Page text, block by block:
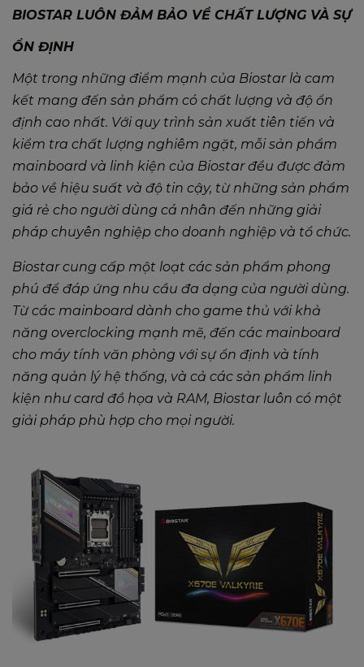
BIOSTAR LUÔN ĐẢM BẢO VỀ CHẤT LƯỢNG VÀ SỰ
ỔN ĐỊNH
Một trong những điểm mạnh của Biostar là cam
kết mang đến sản phẩm có chất lượng và độ ổn
định cao nhất. Với quy trình sản xuất tiên tiến và
kiểm tra chất lượng nghiêm ngặt, mỗi sản phẩm
mainboard và linh kiện của Biostar đều được đảm
bảo về hiệu suất và độ tin cậy, từ những sản phẩm
giá rẻ cho người dùng cá nhân đến những giải
pháp chuyên nghiệp cho doanh nghiệp và tổ chức.
Biostar cung cấp một loạt các sản phẩm phong
phú để đáp ứng nhu cầu đa dạng của người dùng.
Từ các mainboard dành cho game thủ với khả
năng overclocking mạnh mẽ, đến các mainboard
cho máy tính văn phòng với sự ổn định và tính
năng quản lý hệ thống, và cả các sản phẩm linh
kiện như card đồ họa và RAM, Biostar luôn có một
giải pháp phù hợp cho mọi người.